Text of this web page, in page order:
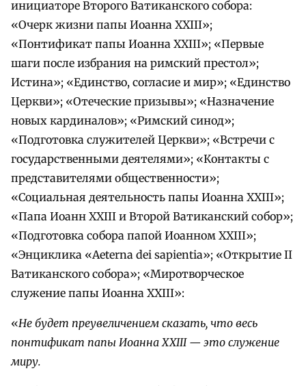
инициаторе Второго Ватиканского собора:
«Очерк жизни папы Иоанна XXIII»;
«Понтификат папы Иоанна XXIII»; «Первые
шаги после избрания на римский престол»;
Истина»; «Единство, согласие и мир»; «Единство
Церкви»; «Отеческие призывы»; «Назначение
новых кардиналов»; «Римский синод»;
«Подготовка служителей Церкви»; «Встречи с
государственными деятелями»; «Контакты с
представителями общественности»;
«Социальная деятельность папы Иоанна XXIII»;
«Папа Иоанн XXIII и Второй Ватиканский собор»;
«Подготовка собора папой Иоанном XXIII»;
«Энциклика «Aeterna dei sapientia»; «Открытие II
Ватиканского собора»; «Миротворческое
служение папы Иоанна XXIII»:
«Не будет преувеличением сказать, что весь
понтификат папы Иоанна XXIII — это служение
миру.